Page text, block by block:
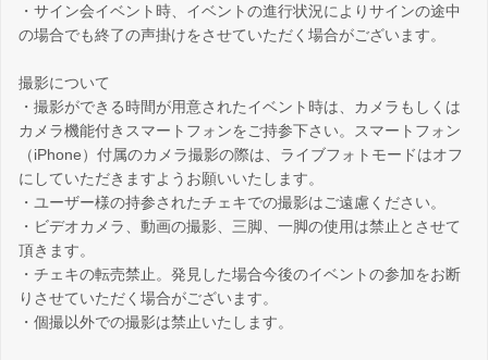
・サイン会イベント時、イベントの進行状況によりサインの途中
の場合でも終了の声掛けをさせていただく場合がございます。
撮影について
・撮影ができる時間が用意されたイベント時は、カメラもしくは
カメラ機能付きスマートフォンをご持参下さい。スマートフォン
（iPhone）付属のカメラ撮影の際は、ライブフォトモードはオフ
にしていただきますようお願いいたします。
・ユーザー様の持参されたチェキでの撮影はご遠慮ください。
・ビデオカメラ、動画の撮影、三脚、一脚の使用は禁止とさせて
頂きます。
・チェキの転売禁止。発見した場合今後のイベントの参加をお断
りさせていただく場合がございます。
・個撮以外での撮影は禁止いたします。